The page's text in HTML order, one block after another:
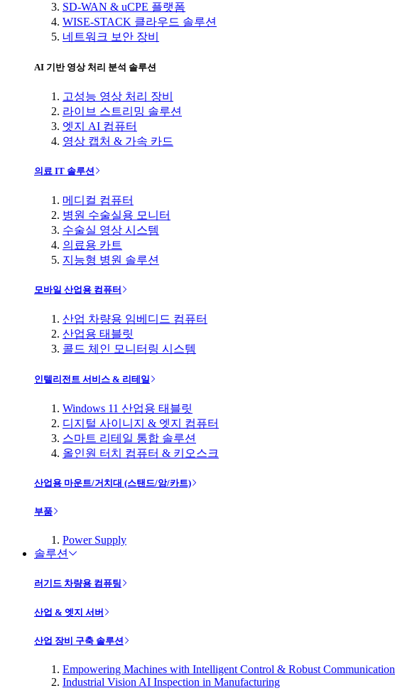
SD-WAN & uCPE 플랫폼
WISE-STACK 클라우드 솔루션
네트워크 보안 장비
AI 기반 영상 처리 분석 솔루션
고성능 영상 처리 장비
라이브 스트리밍 솔루션
엣지 AI 컴퓨터
영상 캡처 & 가속 카드
의료 IT 솔루션
메디컬 컴퓨터
병원 수술실용 모니터
수술실 영상 시스템
의료용 카트
지능형 병원 솔루션
모바일 산업용 컴퓨터
산업 차량용 임베디드 컴퓨터
산업용 태블릿
콜드 체인 모니터링 시스템
인텔리전트 서비스 & 리테일
Windows 11 산업용 태블릿
디지털 사이니지 & 엣지 컴퓨터
스마트 리테일 통합 솔루션
올인원 터치 컴퓨터 & 키오스크
산업용 마운트/거치대 (스탠드/암/카트)
부품
Power Supply
솔루션
러기드 차량용 컴퓨팅
산업 & 엣지 서버
산업 장비 구축 솔루션
Empowering Machines with Intelligent Control & Robust Communication
Industrial Vision AI Inspection in Manufacturing